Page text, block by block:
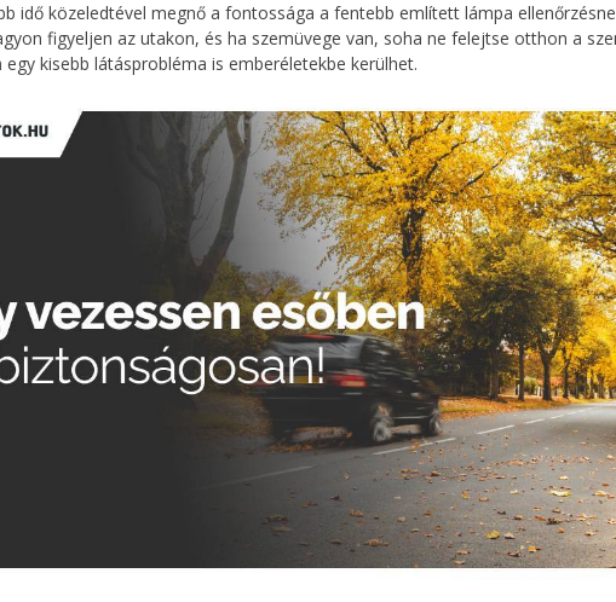
idő közeledtével megnő a fontossága a fentebb említett lámpa
figyeljen az utakon, és ha szemüvege van, soha ne felejtse otthon a
kisebb látásprobléma is emberéletekbe kerülhet.